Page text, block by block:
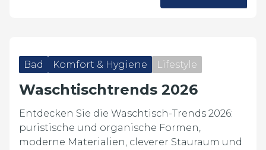
Bad Komfort & Hygiene Lifestyle
Waschtischtrends 2026
Entdecken Sie die Waschtisch-Trends 2026:
puristische und organische Formen,
moderne Materialien, cleverer Stauraum und